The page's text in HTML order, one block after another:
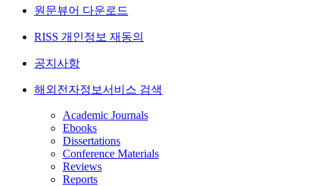
원문뷰어 다운로드
RISS 개인정보 재동의
공지사항
해외전자정보서비스 검색
Academic Journals
Ebooks
Dissertations
Conference Materials
Reviews
Reports